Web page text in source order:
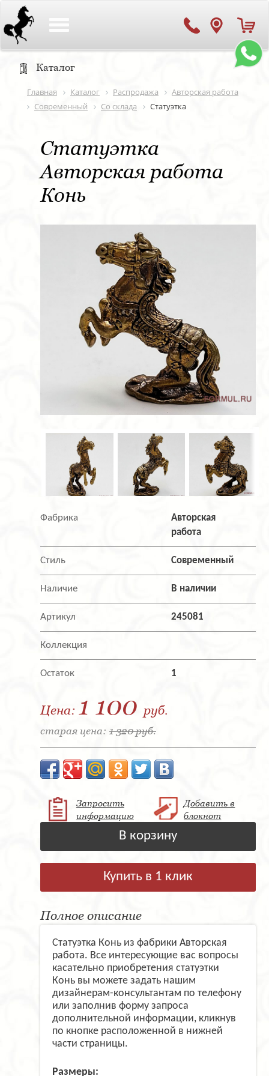
Каталог
Главная Каталог Распродажа
Авторская работа
Современный
Со склада Статуэтка
Статуэтка
Авторская работа
Конь
Фабрика
Авторская
работа
Стиль Современный
Наличие В наличии
Артикул 245081
Коллекция
Остаток 1
Цена: 1 100 руб.
старая цена: 1 320 руб.
Запросить
информацию
Добавить в
блокнот
В корзину
Купить в 1 клик
Полное описание
Статуэтка Конь из фабрики Авторская
работа. Все интересующие вас вопросы
касательно приобретения статуэтки
Конь вы можете задать нашим
дизайнерам-консультантам по телефону
или заполнив форму запроса
дополнительной информации, кликнув
по кнопке расположенной в нижней
части страницы.
Размеры: